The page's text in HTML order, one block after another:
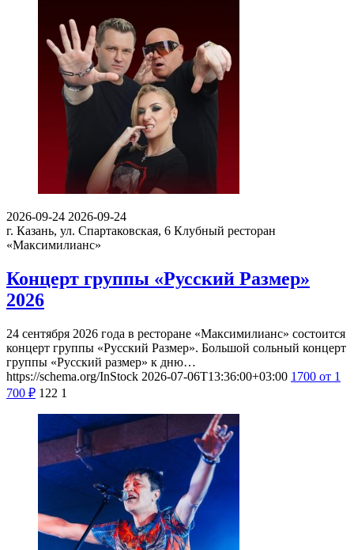
2026-09-24 2026-09-24
г. Казань, ул. Спартаковская, 6 Клубный ресторан
«Максимилианс»
Концерт группы «Русский Размер»
2026
24 сентября 2026 года в ресторане «Максимилианс» состоится
концерт группы «Русский Размер». Большой сольный концерт
группы «Русский размер» к дню…
https://schema.org/InStock 2026-07-06T13:36:00+03:00 1700 от 1
700 ₽ 122 1